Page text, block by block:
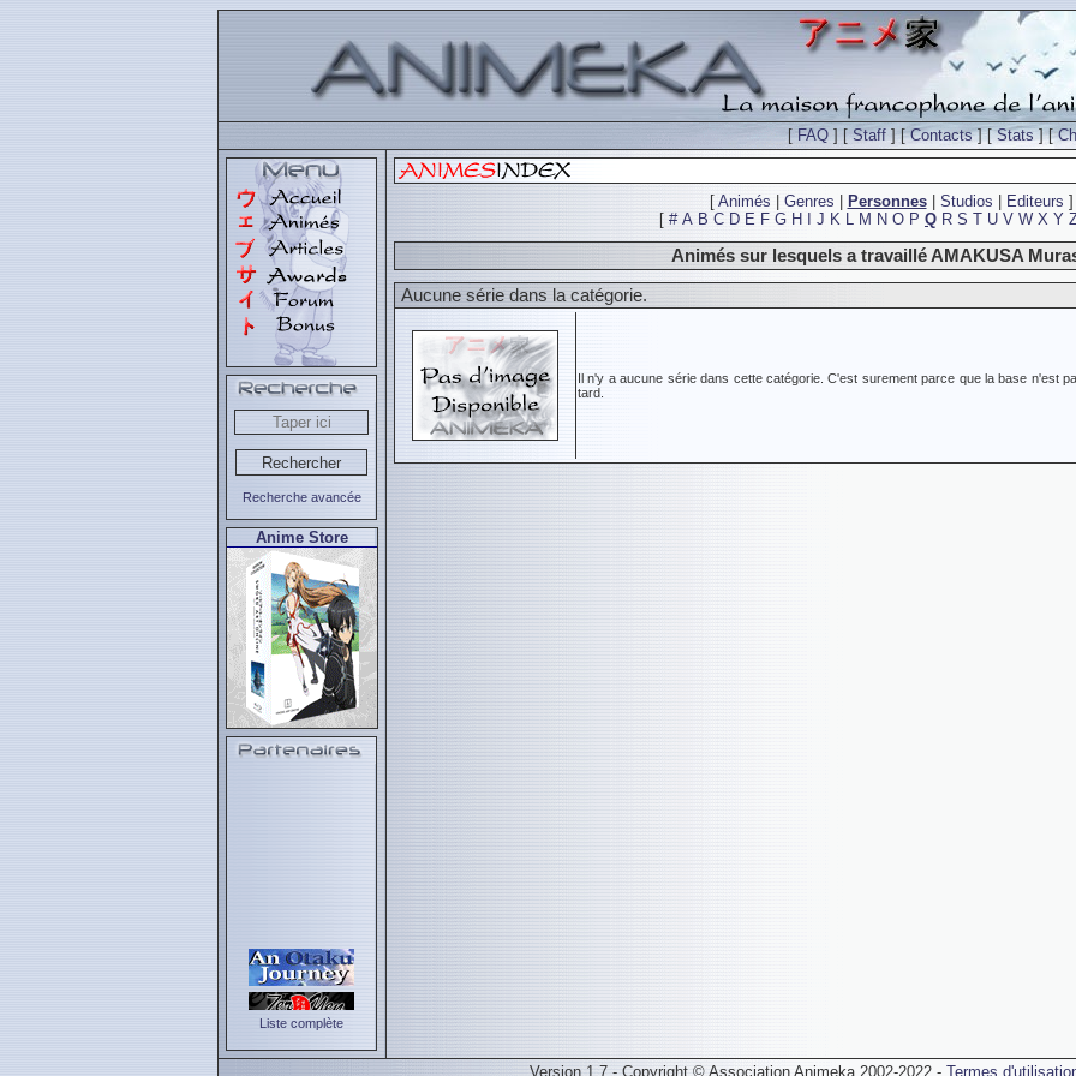
[FAQ ] [Staff ] [Contacts] [Stats] [
Recherche avancée
Anime Store
Liste complète
[ Animés Genres Personnes| Studios Editeurs ]
[ # A B C D E F G H J K L M N O P Q R S T U V W X Y
Animés sur lesquels a travaillé AMAKUSA
Aucune série dans la catégorie.
Il n'y a aucune série dans cette catégorie. C'est surement parce que la base n'est
tard.
Version 1.7 - Copyright © Association Animeka 2002-2022 - Termes